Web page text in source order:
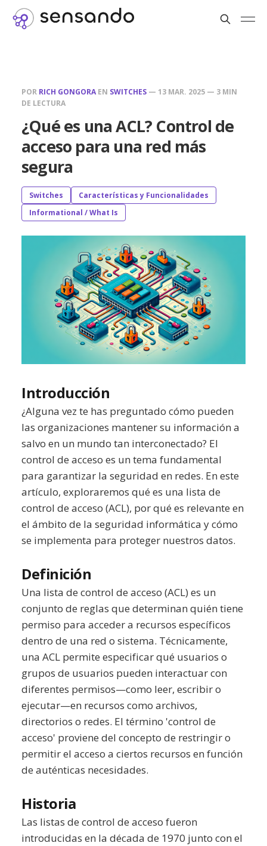
POR RICH GONGORA EN SWITCHES — 13 MAR. 2025 — 3 MIN
DE LECTURA
¿Qué es una ACL? Control de
acceso para una red más
segura
Switches
Características y Funcionalidades
Informational / What Is
Introducción
¿Alguna vez te has preguntado cómo pueden
las organizaciones mantener su información a
salvo en un mundo tan interconectado? El
control de acceso es un tema fundamental
para garantizar la seguridad en redes. En este
artículo, exploraremos qué es una lista de
control de acceso (ACL), por qué es relevante en
el ámbito de la seguridad informática y cómo
se implementa para proteger nuestros datos.
Definición
Una lista de control de acceso (ACL) es un
conjunto de reglas que determinan quién tiene
permiso para acceder a recursos específicos
dentro de una red o sistema. Técnicamente,
una ACL permite especificar qué usuarios o
grupos de usuarios pueden interactuar con
diferentes permisos—como leer, escribir o
ejecutar—en recursos como archivos,
directorios o redes. El término 'control de
acceso' proviene del concepto de restringir o
permitir el acceso a ciertos recursos en función
de auténticas necesidades.
Historia
Las listas de control de acceso fueron
introducidas en la década de 1970 junto con el